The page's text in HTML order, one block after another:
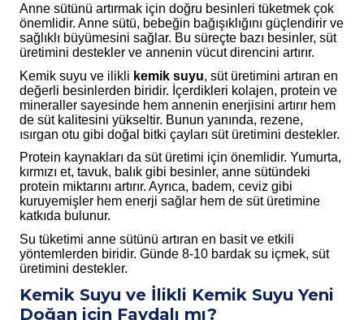
Anne sütünü artırmak için doğru besinleri tüketmek çok
önemlidir. Anne sütü, bebeğin bağışıklığını güçlendirir ve
sağlıklı büyümesini sağlar. Bu süreçte bazı besinler, süt
üretimini destekler ve annenin vücut direncini artırır.
Kemik suyu ve ilikli kemik suyu, süt üretimini artıran en
değerli besinlerden biridir. İçerdikleri kolajen, protein ve
mineraller sayesinde hem annenin enerjisini artırır hem
de süt kalitesini yükseltir. Bunun yanında, rezene,
ısırgan otu gibi doğal bitki çayları süt üretimini destekler.
Protein kaynakları da süt üretimi için önemlidir. Yumurta,
kırmızı et, tavuk, balık gibi besinler, anne sütündeki
protein miktarını artırır. Ayrıca, badem, ceviz gibi
kuruyemişler hem enerji sağlar hem de süt üretimine
katkıda bulunur.
Su tüketimi anne sütünü artıran en basit ve etkili
yöntemlerden biridir. Günde 8-10 bardak su içmek, süt
üretimini destekler.
Kemik Suyu ve İlikli Kemik Suyu Yeni
Doğan için Faydalı mı?